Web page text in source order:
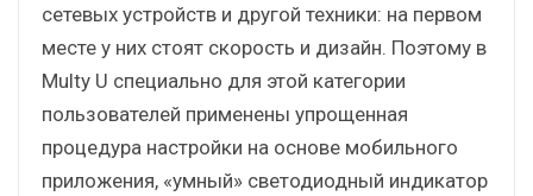
сетевых устройств и другой техники: на первом
месте у них стоят скорость и дизайн. Поэтому в
Multy U специально для этой категории
пользователей применены упрощенная
процедура настройки на основе мобильного
приложения, «умный» светодиодный индикатор